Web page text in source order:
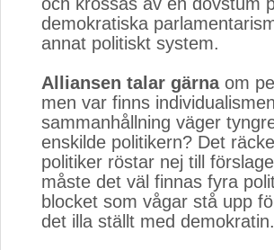
demokratiska
annat politiskt system.
Alliansen talar gärnaom
men var finns
sammanhållning väger
enskilde politikern? Det
politiker röstar nej till
måste det väl finnas fyra
blocket som vågar stå upp
det illa ställt med demokratin.